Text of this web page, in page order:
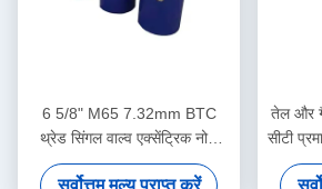
6 5/8" M65 7.32mm BTC
थ्रेड सिंगल वाल्व एक्सेंट्रिक नोज
फ्लोट शू तेल क्षेत्र सीमेंटिंग
तेल और
सीटी